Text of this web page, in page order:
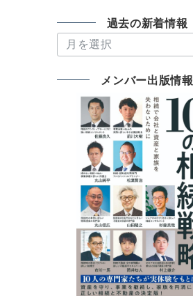
過去の新着情報
去
の
メンバー出版情報